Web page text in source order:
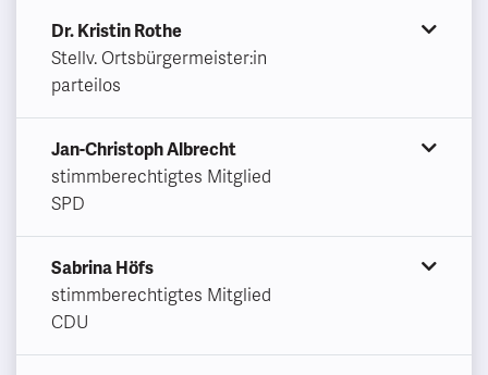
Dr. Kristin Rothe
Stellv. Ortsbürgermeister:in
parteilos
Jan-Christoph Albrecht
stimmberechtigtes Mitglied
SPD
Sabrina Höfs
stimmberechtigtes Mitglied
CDU